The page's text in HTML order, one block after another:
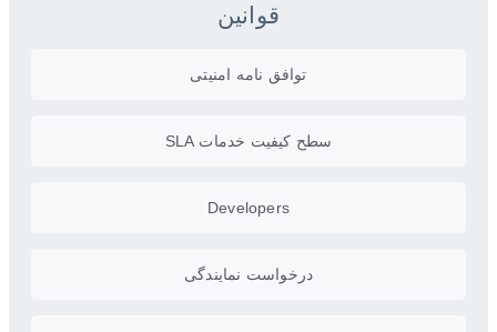
قوانین
توافق نامه امنیتی
سطح کیفیت خدمات SLA
Developers
درخواست نمایندگی